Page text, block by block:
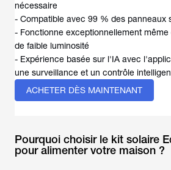
nécessaire
- Compatible avec 99 % des panneaux
- Fonctionne exceptionnellement
de faible luminosité
- Expérience basée sur l'IA avec
une surveillance et un contrôle
ACHETER DÈS MAINTENANT
Pourquoi choisir le kit solaire
pour alimenter votre maison ?